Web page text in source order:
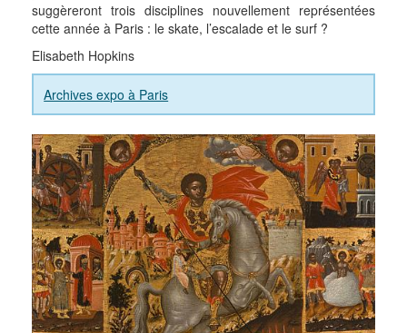
suggèreront trois disciplines nouvellement représentées
cette année à Paris : le skate, l’escalade et le surf ?
Elisabeth Hopkins
Archives expo à Paris